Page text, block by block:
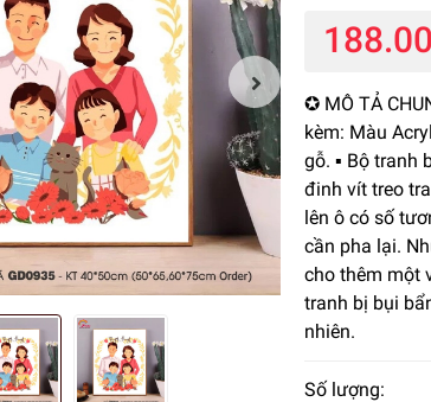
✪ MÔ TẢ
kèm: Màu
gỗ. ▪️ Bộ tranh
đinh vít treo
lên ô có số
cần pha lại.
cho thêm một
tranh bị bụi
nhiên.
Số lượng: